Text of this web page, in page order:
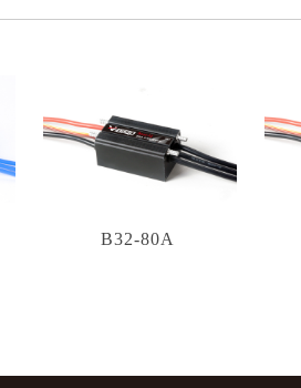
B32-80A